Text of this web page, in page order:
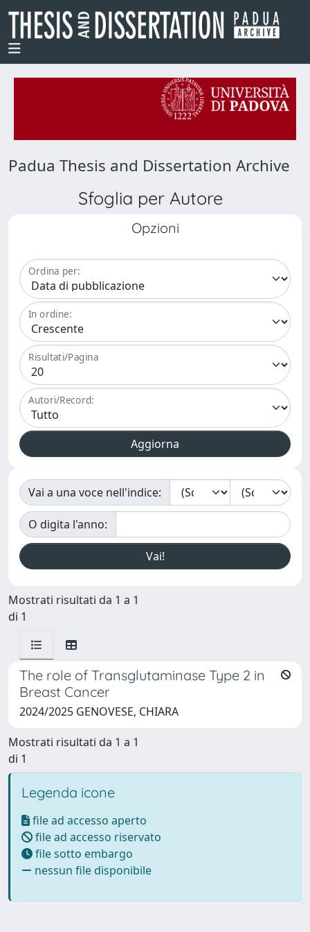
Padua Thesis and Dissertation Archive
Sfoglia per Autore
Opzioni
Ordina per:
In ordine:
Risultati/Pagina
Autori/Record:
Vai a una voce nell'indice:
O digita l'anno:
Mostrati risultati da 1 a 1
di 1
The role of Transglutaminase Type 2 in
Breast Cancer
2024/2025 GENOVESE, CHIARA
Mostrati risultati da 1 a 1
di 1
Legenda icone
file ad accesso aperto
file ad accesso riservato
file sotto embargo
nessun file disponibile